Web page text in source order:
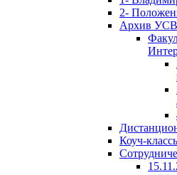
2-
Архив УСВ
Коуч-